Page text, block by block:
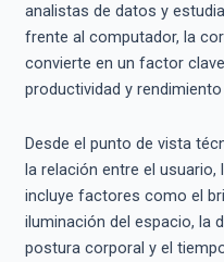
analistas de datos y
frente al computador, la
convierte en un factor
productividad y rendimiento
Desde el punto de vista
la relación entre el usuario,
incluye factores como el
iluminación del espacio, la
postura corporal y el